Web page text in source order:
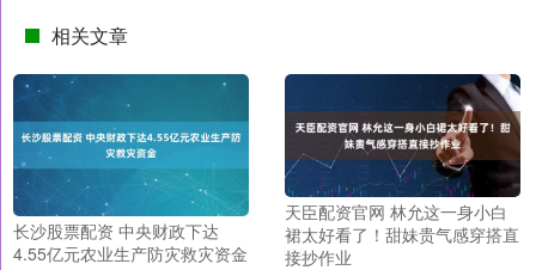
相关文章
长沙股票配资 中央财政下达
4.55亿元农业生产防灾救灾资金
天臣配资官网 林允这一身小白
裙太好看了！甜妹贵气感穿搭直
接抄作业